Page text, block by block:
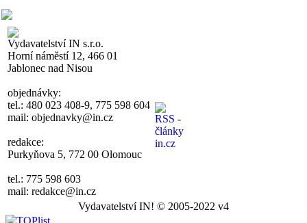
Vydavatelství IN s.r.o.
Horní náměstí 12, 466 01
Jablonec nad Nisou
objednávky:
tel.: 480 023 408-9, 775 598 604
mail: objednavky@in.cz
redakce:
Purkyňova 5, 772 00 Olomouc
tel.: 775 598 603
mail: redakce@in.cz
Vydavatelství IN! © 2005-2022 v4